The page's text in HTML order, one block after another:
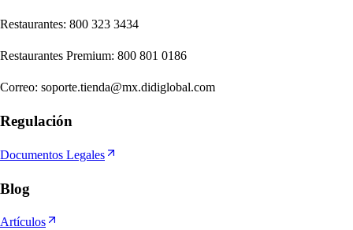
Restaurantes: 800 323 3434
Restaurantes Premium: 800 801 0186
Correo: soporte.tienda@mx.didiglobal.com
Regulación
Documentos Legales
Blog
Artículos